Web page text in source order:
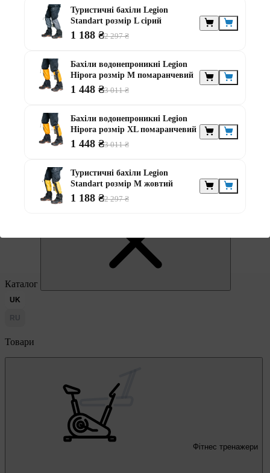
Каталог
UK
RU
Товари
Фітнес тренажери
Туристичні бахіли Legion
Standart розмір L сірий
1 188 ₴2 297 ₴
Бахіли водонепроникні Legion
Hipora розмір М помаранчевий
1 448 ₴3 011 ₴
Бахіли водонепроникні Legion
Hipora розмір XL помаранчевий
1 448 ₴3 011 ₴
Туристичні бахіли Legion
Standart розмір М жовтий
1 188 ₴2 297 ₴